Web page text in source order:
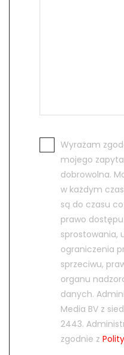
Wyrażam
mojego
dobrowolna.
w każdym
są do czasu
prawo
sprostowania,
ograniczenia
sprzeciwu,
organu
danych.
Media BV z
2443.
zgodnie z